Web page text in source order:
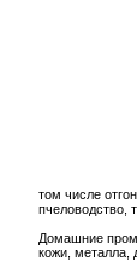
том числе
пчеловодство,
Домашние
кожи, металла,